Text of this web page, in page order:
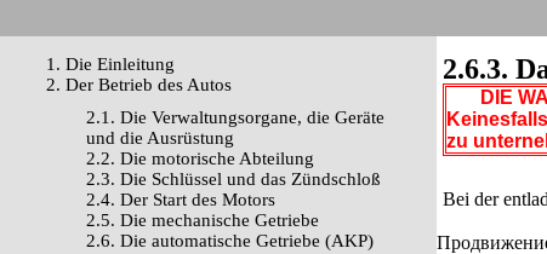
1. Die Einleitung
2. Der Betrieb des Autos
2.1. Die Verwaltungsorgane, die Geräte
und die Ausrüstung
2.2. Die motorische Abteilung
2.3. Die Schlüssel und das Zündschloß
2.4. Der Start des Motors
2.5. Die mechanische Getriebe
2.6. Die automatische Getriebe (AKP)
2.6.3.
DIE
zu
Bei der